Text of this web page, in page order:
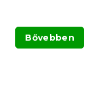
Bővebben